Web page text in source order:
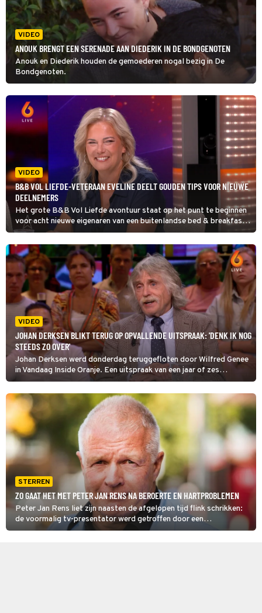
VIDEO
ANOUK BRENGT EEN SERENADE AAN DIEDERIK IN DE BONDGENOTEN
Anouk en Diederik houden de gemoederen nogal bezig in De
Bondgenoten.
VIDEO
B&B VOL LIEFDE-VETERAAN EVELINE DEELT GOUDEN TIPS VOOR NIEUWE
DEELNEMERS
Het grote B&B Vol Liefde avontuur staat op het punt te beginnen
voor acht nieuwe eigenaren van een buitenlandse bed & breakfast.
Bij Shownieuws deelde oud-deelnemer Eveline haar ervaringen en
ze heeft goede tips voor zij die na haar komen.
VIDEO
JOHAN DERKSEN BLIKT TERUG OP OPVALLENDE UITSPRAAK: 'DENK IK NOG
STEEDS ZO OVER'
Johan Derksen werd donderdag teruggefloten door Wilfred Genee
in Vandaag Inside Oranje. Een uitspraak van een jaar of zes
geleden, die nog altijd de wenkbrauwen doet fronsen.
STERREN
ZO GAAT HET MET PETER JAN RENS NA BEROERTE EN HARTPROBLEMEN
Peter Jan Rens liet zijn naasten de afgelopen tijd flink schrikken:
de voormalig tv-presentator werd getroffen door een
herseninfarct en kort daarna moest hij opnieuw naar het ziekenhuis